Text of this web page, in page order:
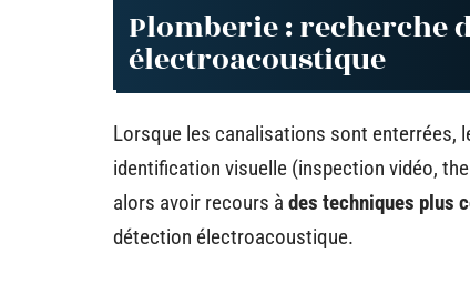
Plomberie : recherche
électroacoustique
Lorsque les canalisations sont enterrées,
identification visuelle (inspection vidéo,
alors avoir recours à des techniques plus
détection électroacoustique.